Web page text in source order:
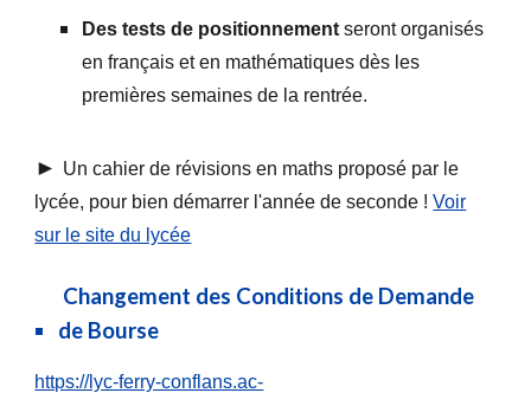
Des tests de positionnementseront organisés
en français et en mathématiques dès les
premières semaines de la rentrée.
► Un cahier de révisions en maths proposé par le
lycée, pour bien démarrer l'année de seconde !Voir
sur le site du lycée
Changement des Conditions de Demande
de Bourse
https://lyc-ferry-conflans.ac-